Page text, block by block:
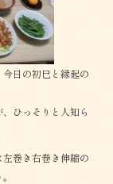
日の初巳と縁起の
ひっそりと人知ら
巻き右巻き伸縮の